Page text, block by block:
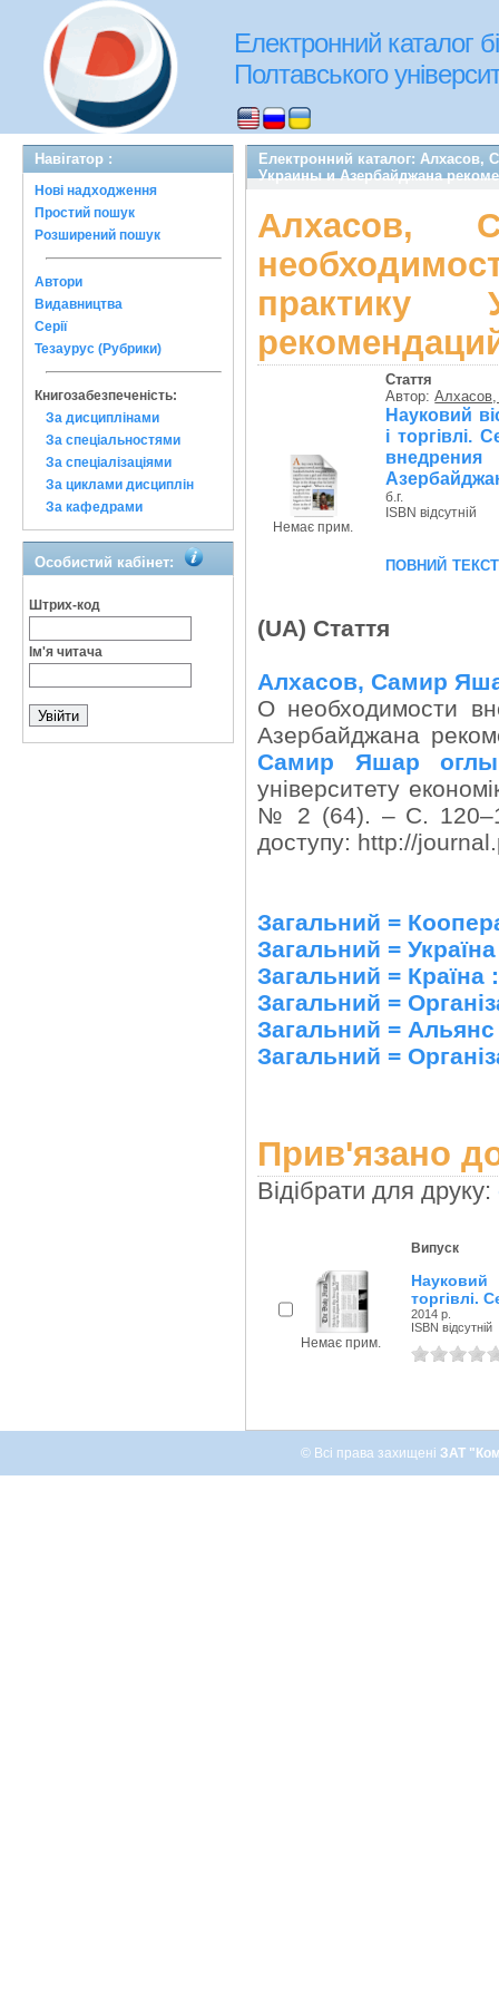
Електронний каталог
Полтавського
Навігатор :
Нові надходження
Простий пошук
Розширений пошук
Автори
Видавництва
Серії
Тезаурус (Рубрики)
Книгозабезпеченість:
За дисциплінами
За спеціальностями
За спеціалізаціями
За циклами дисциплін
За кафедрами
Особистий кабінет:
Штрих-код
Ім'я читача
Електронний каталог:
Украины и Азербайджана
практику
Немає прим.
Стаття
Автор:
Науковий
і торгівлі.
б.г.
ISBN відсутній
повний текст
(UA) Стаття
Алхасов, Самир
О необходимости
Азербайджана
Самир Яшар
університету
№ 2 (64). – С.
доступу: http://
Загальний =
Загальний = Україна
Загальний =
Загальний =
Загальний = Альянс
Загальний =
Прив'язано
Відібрати для друку:
Немає прим.
Випуск
Науковий
торгівлі.
2014 р.
ISBN відсутній
© Всі права захищені ЗАТ